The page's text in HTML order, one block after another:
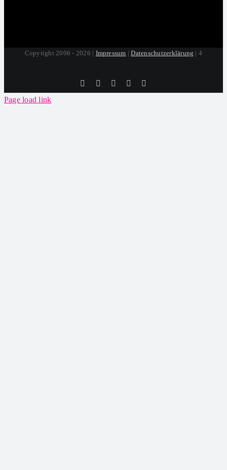
Copyright 2006 - 2026 | Impressum |Datenschutzerklärung | 4
Tiktok FacebookInstagramSoundCloud
Page load link